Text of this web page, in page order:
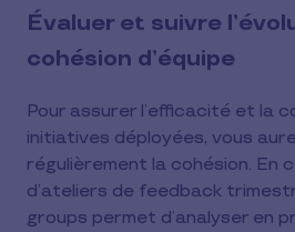
Évaluer et suivre
cohésion d’équipe
Pour assurer l’efficacité et la
initiatives déployées, vous
régulièrement la cohésion. En
d’ateliers de feedback
groups permet d’analyser en